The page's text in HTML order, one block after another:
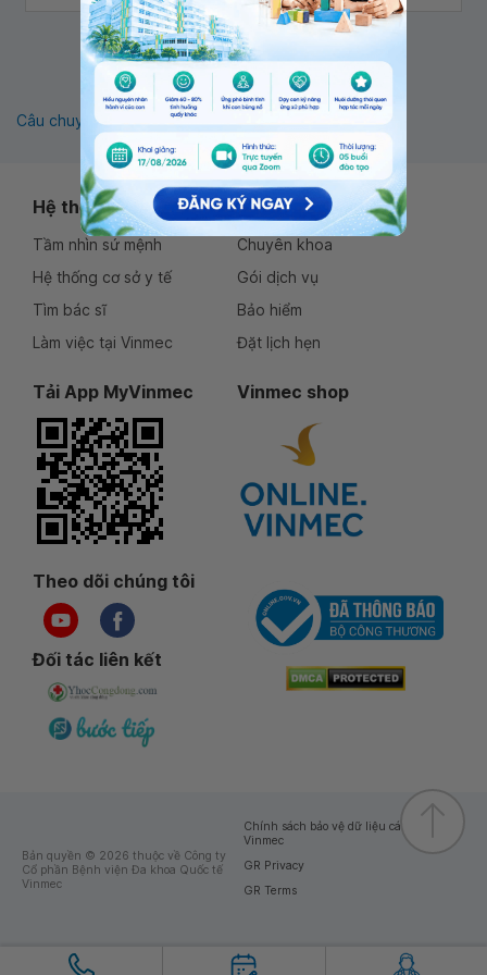
ghép, đây là biến chứng thường gặp và quan trọng nhất
sau ghép thận.
1
Câu chuyện khách hàng
Hệ thống Vinmec
Tầm nhìn sứ mệnh
Hệ thống cơ sở y tế
Tìm bác sĩ
Làm việc tại Vinmec
Dịch vụ
Chuyên khoa
Gói dịch vụ
Bảo hiểm
Đặt lịch hẹn
Tải App MyVinmec Vinmec shop
Theo dõi chúng tôi
Đối tác liên kết
Bản quyền © 2026 thuộc về Công ty
Cổ phần Bệnh viện Đa khoa Quốc tế
Vinmec
Chính sách bảo vệ dữ liệu cá nhân của
Vinmec
GR Privacy
GR Terms